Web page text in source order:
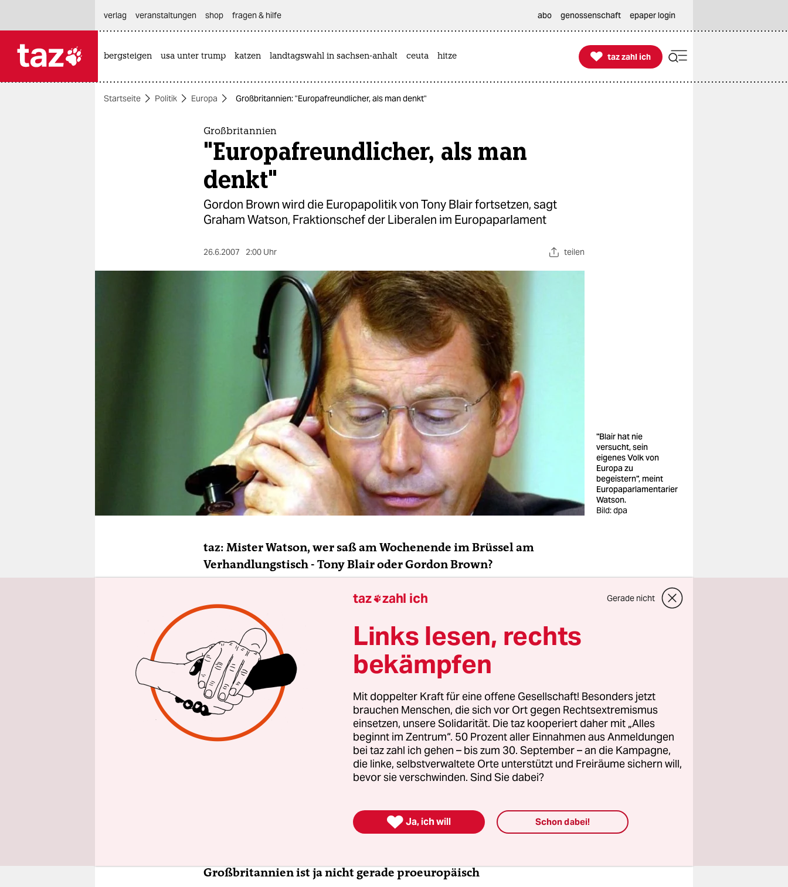
themen
verlag
veranstaltungen shop fragen & hilfe abo genossenschaft epaper login
bergsteigen usa unter trump katzen landtagswahl in sachsen-anhalt ceuta hitze 
taz zahl ich
taz zahl ich
Startseite Politik Europa Großbritannien: "Europafreundlicher, als man denkt"
Großbritannien
"Europafreundlicher, als man
denkt"
Gordon Brown wird die Europapolitik von Tony Blair fortsetzen, sagt
Graham Watson, Fraktionschef der Liberalen im Europaparlament
26.6.2007 2:00 Uhr teilen
"Blair hat nie
versucht, sein
eigenes Volk von
Europa zu
begeistern", meint
Europaparlamentarier
Watson.
Bild: dpa
taz: Mister Watson, wer saß am Wochenende im Brüssel am
Verhandlungstisch - Tony Blair oder Gordon Brown?
Man kann überall lesen, dass Gordon Brown die
Politik gesteuert habe. Die beiden haben sich natürlich abgesprochen,
im Vorfeld und auch während des Gipfels. Aber Blair hat genau die
roten Linien gezogen, die er selber wichtig findet.
Es wird ja lanciert, er habe sich an Absprachen gebunden gefühlt
und deshalb nicht weiter gehen können. Versteckt er sich hinter
seinem Nachfolger?
Die Europapolitik Gordon Browns wird sich von der Europapolitik
seines Vorgängers nicht unterscheiden. Es wäre zu wünschen, dass er
Aber europafeindlicher als Blair wird er auch nicht sein.
Großbritannien ist ja nicht gerade proeuropäisch
taz zahl ich Gerade nicht
Links lesen, rechts
bekämpfen
Mit doppelter Kraft für eine offene Gesellschaft! Besonders jetzt
brauchen Menschen, die sich vor Ort gegen Rechtsextremismus
einsetzen, unsere Solidarität. Die taz kooperiert daher mit „Alles
beginnt im Zentrum“. 50 Prozent aller Einnahmen aus Anmeldungen
bei taz zahl ich gehen – bis zum 30. September – an die Kampagne,
die linke, selbstverwaltete Orte unterstützt und Freiräume sichern will,
bevor sie verschwinden. Sind Sie dabei?
 Ja, ich will Schon dabei!